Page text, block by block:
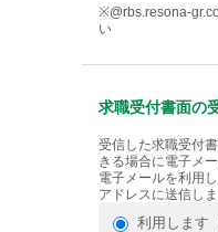
※@rbs.resona-
い
求職受付書面の
受信した求職受付
きる場合に電子メ
電子メールを利用
アドレスに送信しま
利用します